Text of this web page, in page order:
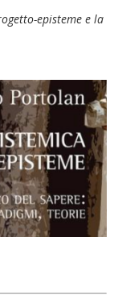
episteme e la